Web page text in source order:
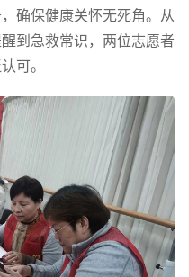
确保健康关怀无死角。从
到急救常识，两位志愿者
可。